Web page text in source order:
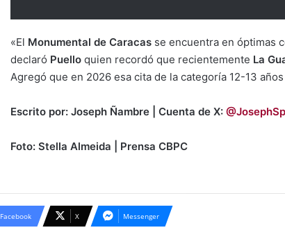
«El Monumental de Caracas se encuentra en óptimas
declaró Puello quien recordó que recientemente La
Agregó que en 2026 esa cita de la categoría 12-13
Escrito por: Joseph Ñambre | Cuenta de X:
Foto: Stella Almeida | Prensa CBPC
Facebook X Messenger